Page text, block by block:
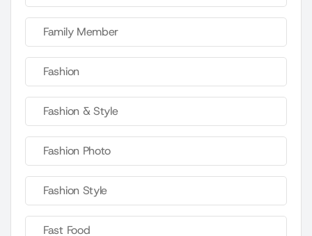
Family Member
Fashion
Fashion & Style
Fashion Photo
Fashion Style
Fast Food